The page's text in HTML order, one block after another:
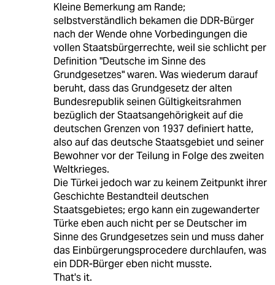
Kleine Bemerkung am Rande;
selbstverständlich bekamen die DDR-Bürger
nach der Wende ohne Vorbedingungen die
vollen Staatsbürgerrechte, weil sie schlicht per
Definition "Deutsche im Sinne des
Grundgesetzes" waren. Was wiederum darauf
beruht, dass das Grundgesetz der alten
Bundesrepublik seinen Gültigkeitsrahmen
bezüglich der Staatsangehörigkeit auf die
deutschen Grenzen von 1937 definiert hatte,
also auf das deutsche Staatsgebiet und seiner
Bewohner vor der Teilung in Folge des zweiten
Weltkrieges.
Die Türkei jedoch war zu keinem Zeitpunkt ihrer
Geschichte Bestandteil deutschen
Staatsgebietes; ergo kann ein zugewanderter
Türke eben auch nicht per se Deutscher im
Sinne des Grundgesetzes sein und muss daher
das Einbürgerungsprocedere durchlaufen, was
ein DDR-Bürger eben nicht musste.
That's it.